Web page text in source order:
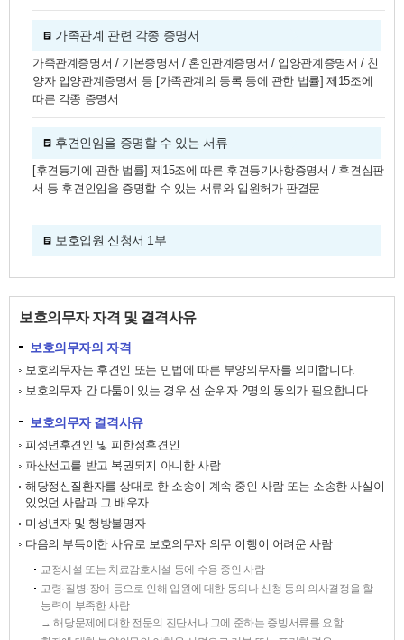
가족관계 관련 각종 증명서
가족관계증명서 / 기본증명서 / 혼인관계증명서 / 입양관계증명서 / 친
양자 입양관계증명서 등 [가족관계의 등록 등에 관한 법률] 제15조에
따른 각종 증명서
후견인임을 증명할 수 있는 서류
[후견등기에 관한 법률] 제15조에 따른 후견등기사항증명서 / 후견심판
서 등 후견인임을 증명할 수 있는 서류와 입원허가 판결문
보호입원 신청서 1부
보호의무자 자격 및 결격사유
보호의무자의 자격
보호의무자는 후견인 또는 민법에 따른 부양의무자를 의미합니다.
보호의무자 간 다툼이 있는 경우 선 순위자 2명의 동의가 필요합니다.
보호의무자 결격사유
피성년후견인 및 피한정후견인
파산선고를 받고 복권되지 아니한 사람
해당정신질환자를 상대로 한 소송이 계속 중인 사람 또는 소송한 사실이
있었던 사람과 그 배우자
미성년자 및 행방불명자
다음의 부득이한 사유로 보호의무자 의무 이행이 어려운 사람
교정시설 또는 치료감호시설 등에 수용 중인 사람
고령·질병·장애 등으로 인해 입원에 대한 동의나 신청 등의 의사결정을 할
능력이 부족한 사람
→ 해당문제에 대한 전문의 진단서나 그에 준하는 증빙서류를 요함